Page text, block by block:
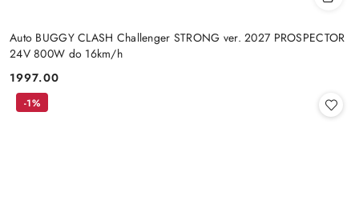
Auto BUGGY CLASH Challenger STRONG ver. 2027 PROSPECTOR
24V 800W do 16km/h
Cena:
1997.00
-1%